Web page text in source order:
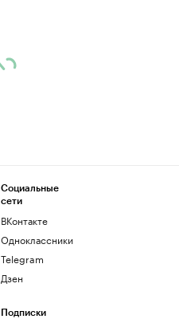
Социальные
сети
ВКонтакте
Одноклассники
Telegram
Дзен
Подписки